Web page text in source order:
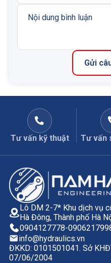
Gửi
Tư vấn kỹ thuật Tư vấn
Lô DM 2-7* Khu dịch vụ
Hà Đông, Thành phố Hà
0904127778-
info@hydraulics.vn
ĐKKD: 0101501041. Sở
07/06/2004